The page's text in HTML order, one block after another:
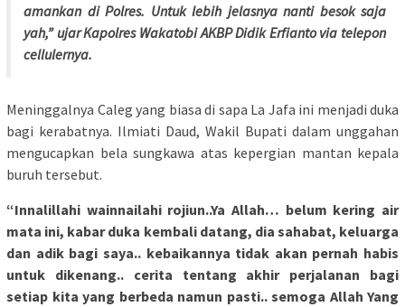
amankan di Polres. Untuk lebih jelasnya nanti besok saja
yah,” ujar Kapolres Wakatobi AKBP Didik Erfianto via telepon
cellulernya.
Meninggalnya Caleg yang biasa di sapa La Jafa ini menjadi duka
bagi kerabatnya. Ilmiati Daud, Wakil Bupati dalam unggahan
mengucapkan bela sungkawa atas kepergian mantan kepala
buruh tersebut.
“Innalillahi wainnailahi rojiun..Ya Allah… belum kering air
mata ini, kabar duka kembali datang, dia sahabat, keluarga
dan adik bagi saya.. kebaikannya tidak akan pernah habis
untuk dikenang.. cerita tentang akhir perjalanan bagi
setiap kita yang berbeda namun pasti.. semoga Allah Yang